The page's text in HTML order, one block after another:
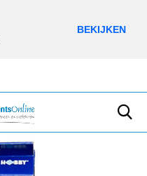
BEKIJKEN